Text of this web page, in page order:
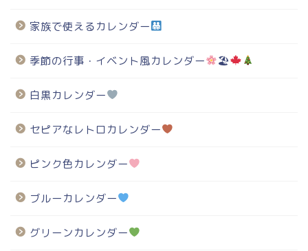
家族で使えるカレンダー
季節の行事・イベント風カレンダー 🏖
白黒カレンダー
セピアなレトロカレンダー
ピンク色カレンダー
ブルーカレンダー
グリーンカレンダー